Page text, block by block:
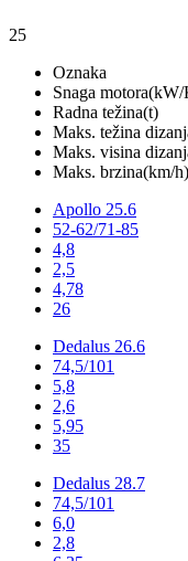
25
Oznaka
Snaga
Radna težina(t)
Maks. težina
Maks. visina
Maks. brzina(km/h)
Apollo 25.6
52-62/71-85
4,8
2,5
4,78
26
Dedalus 26.6
74,5/101
5,8
2,6
5,95
35
Dedalus 28.7
74,5/101
6,0
2,8